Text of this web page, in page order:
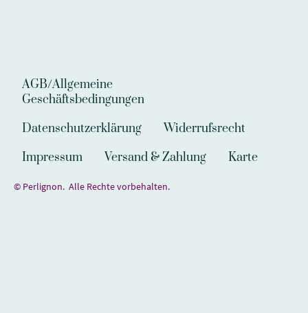
AGB/Allgemeine
Geschäftsbedingungen
Datenschutzerklärung
Widerrufsrecht
Impressum
Versand & Zahlung Karte
© Perlignon. Alle Rechte vorbehalten.